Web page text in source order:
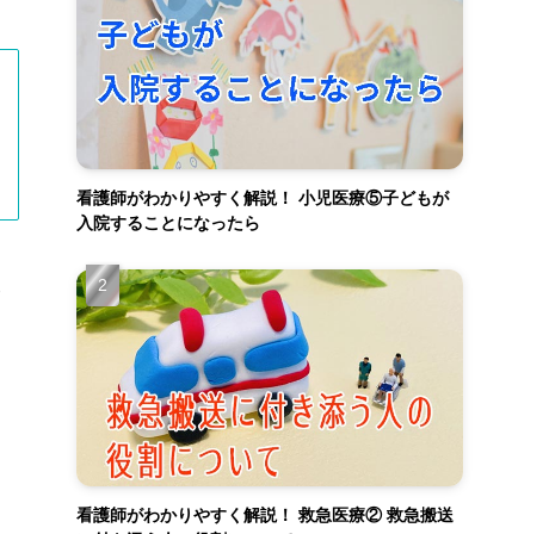
看護師がわかりやすく解説！ 小児医療⑤子どもが
入院することになったら
看護師がわかりやすく解説！ 救急医療② 救急搬送